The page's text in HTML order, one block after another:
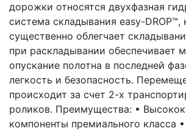
дорожки относятся двухфазная
система складывания easy-DROP™,
существенно облегчает
при раскладывании обеспечивает
опускание полотна в последней
легкость и безопасность.
происходит за счет 2-х
роликов. Преимущества: •
компоненты премиального класса